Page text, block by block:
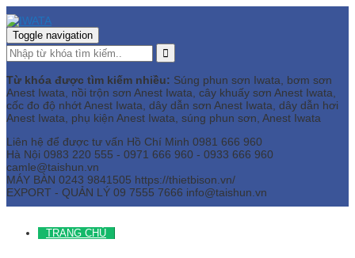
Toggle navigation
Từ khóa được tìm kiếm nhiều: Súng phun sơn Iwata, bơm sơn
Anest Iwata, nồi trộn sơn Anest Iwata, cây khuấy sơn Anest Iwata,
cốc đo độ nhớt Anest Iwata, dây dẫn sơn Anest Iwata, dây dẫn hơi
Anest Iwata, phụ kiện Anest Iwata, súng phun sơn, Anest Iwata
Liên hệ để được tư vấn Hồ Chí Minh 0981 666 960
Hà Nội 0983 220 555 - 0971 666 960 - 0933 666 960
camle@taishun.vn
MÁY BÀN 0243 9841505 https://thietbison.vn/
EXPORT - QUẢN LÝ 09 7555 7666 info@taishun.vn
TRANG CHỦ